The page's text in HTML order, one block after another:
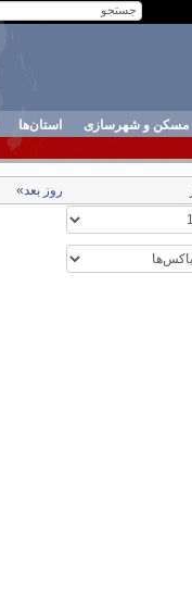
مسکن و شهرسازی استان‌ها
روز بعد»